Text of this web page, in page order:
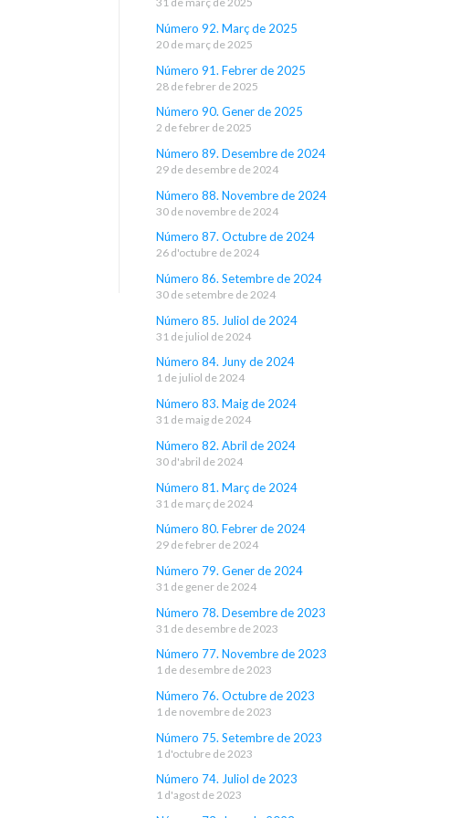
Número 92. Març de 2025
20 de març de 2025
Número 91. Febrer de 2025
28 de febrer de 2025
Número 90. Gener de 2025
2 de febrer de 2025
Número 89. Desembre de 2024
29 de desembre de 2024
Número 88. Novembre de 2024
30 de novembre de 2024
Número 87. Octubre de 2024
26 d'octubre de 2024
Número 86. Setembre de 2024
30 de setembre de 2024
Número 85. Juliol de 2024
31 de juliol de 2024
Número 84. Juny de 2024
1 de juliol de 2024
Número 83. Maig de 2024
31 de maig de 2024
Número 82. Abril de 2024
30 d'abril de 2024
Número 81. Març de 2024
31 de març de 2024
Número 80. Febrer de 2024
29 de febrer de 2024
Número 79. Gener de 2024
31 de gener de 2024
Número 78. Desembre de 2023
31 de desembre de 2023
Número 77. Novembre de 2023
1 de desembre de 2023
Número 76. Octubre de 2023
1 de novembre de 2023
Número 75. Setembre de 2023
1 d'octubre de 2023
Número 74. Juliol de 2023
1 d'agost de 2023